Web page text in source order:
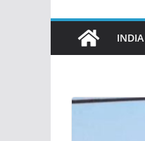
INDIA